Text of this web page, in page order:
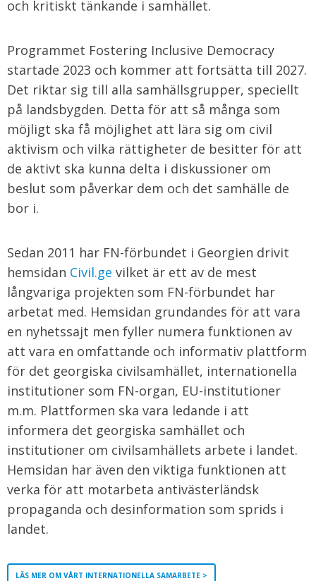
och kritiskt tänkande i samhället.
Programmet Fostering Inclusive Democracy
startade 2023 och kommer att fortsätta till 2027.
Det riktar sig till alla samhällsgrupper, speciellt
på landsbygden. Detta för att så många som
möjligt ska få möjlighet att lära sig om civil
aktivism och vilka rättigheter de besitter för att
de aktivt ska kunna delta i diskussioner om
beslut som påverkar dem och det samhälle de
bor i.
Sedan 2011 har FN-förbundet i Georgien drivit
hemsidan Civil.ge vilket är ett av de mest
långvariga projekten som FN-förbundet har
arbetat med. Hemsidan grundandes för att vara
en nyhetssajt men fyller numera funktionen av
att vara en omfattande och informativ plattform
för det georgiska civilsamhället, internationella
institutioner som FN-organ, EU-institutioner
m.m. Plattformen ska vara ledande i att
informera det georgiska samhället och
institutioner om civilsamhällets arbete i landet.
Hemsidan har även den viktiga funktionen att
verka för att motarbeta antivästerländsk
propaganda och desinformation som sprids i
landet.
LÄS MER OM VÅRT INTERNATIONELLA SAMARBETE >